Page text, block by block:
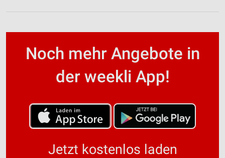
Noch mehr Angebote in
der weekli App!
Jetzt kostenlos laden